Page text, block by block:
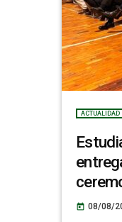
ACTUALIDAD
today 08/08/